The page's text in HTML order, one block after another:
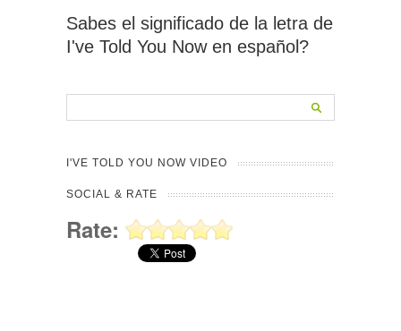
Sabes el significado de la letra de
I've Told You Now en español?
I'VE TOLD YOU NOW VIDEO
SOCIAL & RATE
Rate: